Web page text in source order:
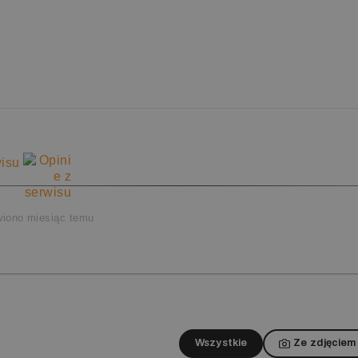
redefiniuje pojęcie czystości. Sercem maszyny jest
podgrzewa zimną wodę do temperatury90°C.
czyni tę myjkę idealnym wyborem do mycia silników,
temperatury sprawiają, że praca jest nie tylko
miesiąc temu
Wszystkie Ze zdjęciem